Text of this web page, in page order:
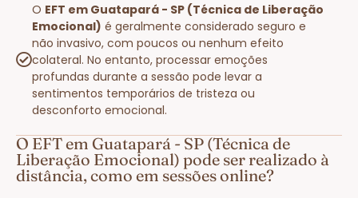
O EFT em Guatapará - SP (Técnica de Liberação
Emocional) é geralmente considerado seguro e
não invasivo, com poucos ou nenhum efeito
colateral. No entanto, processar emoções
profundas durante a sessão pode levar a
sentimentos temporários de tristeza ou
desconforto emocional.
O EFT em Guatapará - SP (Técnica de
Liberação Emocional) pode ser realizado à
distância, como em sessões online?